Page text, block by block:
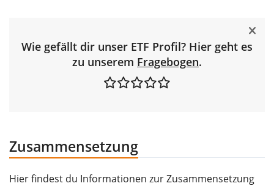
Wie gefällt dir unser ETF Profil? Hier geht es
zu unserem Fragebogen.
Zusammensetzung
Hier findest du Informationen zur Zusammensetzung